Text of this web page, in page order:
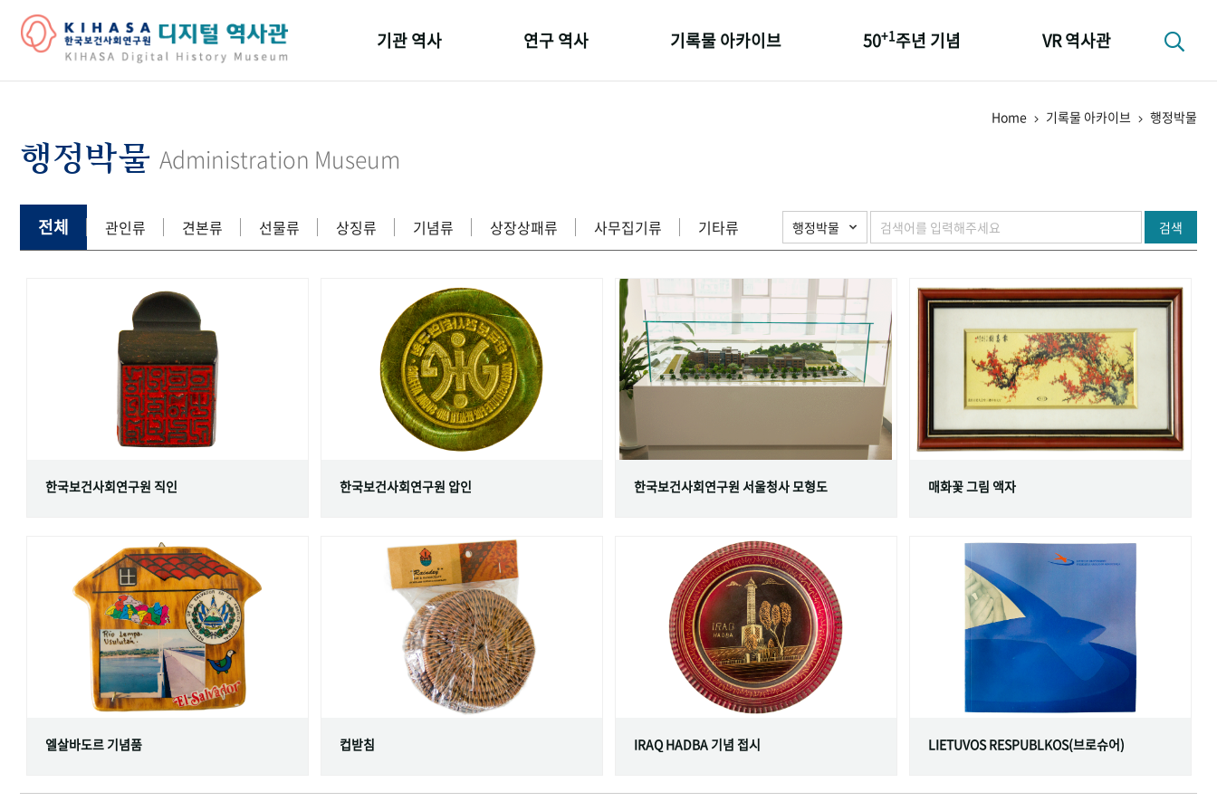
기관 역사
연구원 사람들
연구 역사
간행물 변천사
기록물 아카이브
영상 기록물
50+1주년 기념
세계와 함께 한 KIHASA
VR 역사관
Home 기록물 아카이브 행정박물
행정박물 Administration Museum
전체 관인류 견본류 선물류 상징류 기념류 상장상패류 사무집기류 기타류 검색
한국보건사회연구원 직인 한국보건사회연구원 압인 한국보건사회연구원 서울청사 모형도 매화꽃 그림 액자
엘살바도르 기념품 컵받침 IRAQ HADBA 기념 접시 LIETUVOS RESPUBLKOS(브로슈어)